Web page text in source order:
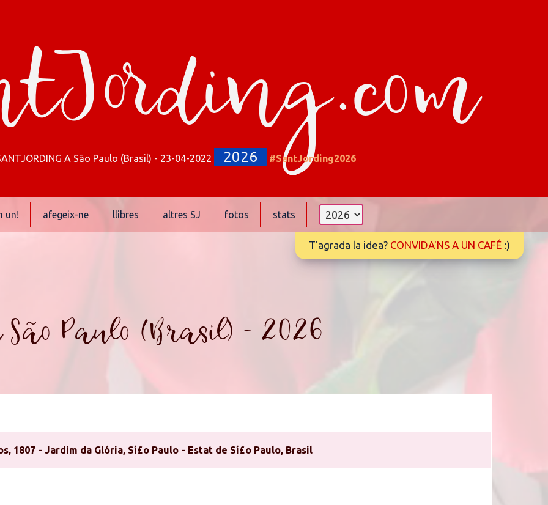
A São Paulo (Brasil) - 23-04-2022 2026 #SantJording2026
un! afegeix-ne llibres altres SJ fotos stats
T'agrada la idea? CONVIDA'NS A UN CAFÉ :)
Paulo (Brasil) - 2026
1807 - Jardim da Glória, Sí£o Paulo - Estat de Sí£o Paulo, Brasil